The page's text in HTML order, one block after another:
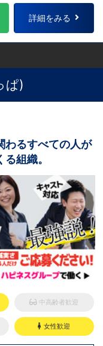
詳細をみる
ぱ)
わるすべての人が
組織。
中高齢者歓迎
女性歓迎